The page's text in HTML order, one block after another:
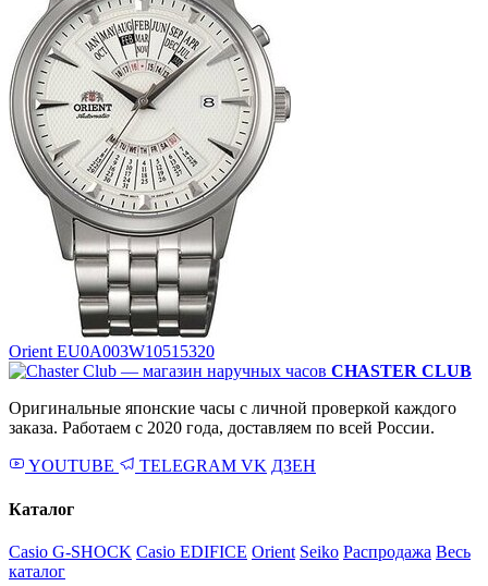
Orient EU0A003W10515320
CHASTER CLUB
Оригинальные японские часы с личной проверкой каждого
заказа. Работаем с 2020 года, доставляем по всей России.
YOUTUBE TELEGRAM VK ДЗЕН
Каталог
Casio G-SHOCK Casio EDIFICE Orient Seiko Распродажа Весь
каталог